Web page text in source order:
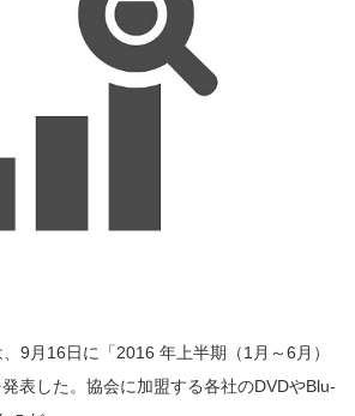
9月16日に「2016 年上半期（1月～6月）
表した。協会に加盟する各社のDVDやBlu‐